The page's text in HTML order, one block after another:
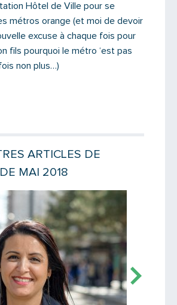
PARTAGER
Hôtel de Ville pour se
métros orange (et moi de devoir
excuse à chaque fois pour
fils pourquoi le métro ‘est pas
non plus…)
ARTICLES DE
MAI 2018